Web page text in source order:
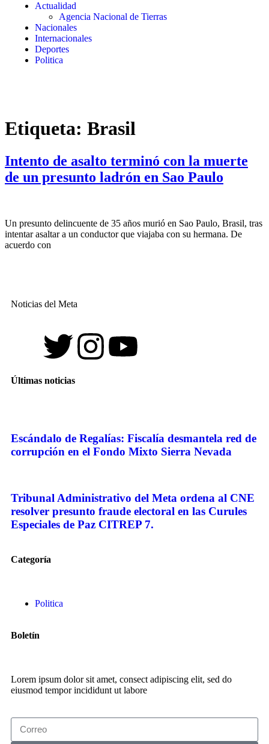
Actualidad
Agencia Nacional de Tierras
Nacionales
Internacionales
Deportes
Politica
Etiqueta: Brasil
Intento de asalto terminó con la muerte
de un presunto ladrón en Sao Paulo
Un presunto delincuente de 35 años murió en Sao Paulo, Brasil, tras
intentar asaltar a un conductor que viajaba con su hermana. De
acuerdo con
Noticias del Meta
Últimas noticias
Escándalo de Regalías: Fiscalía desmantela red de
corrupción en el Fondo Mixto Sierra Nevada
Tribunal Administrativo del Meta ordena al CNE
resolver presunto fraude electoral en las Curules
Especiales de Paz CITREP 7.
Categoría
Politica
Boletín
Lorem ipsum dolor sit amet, consect adipiscing elit, sed do
eiusmod tempor incididunt ut labore